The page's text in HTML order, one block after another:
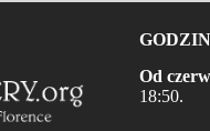
Od
18:50.